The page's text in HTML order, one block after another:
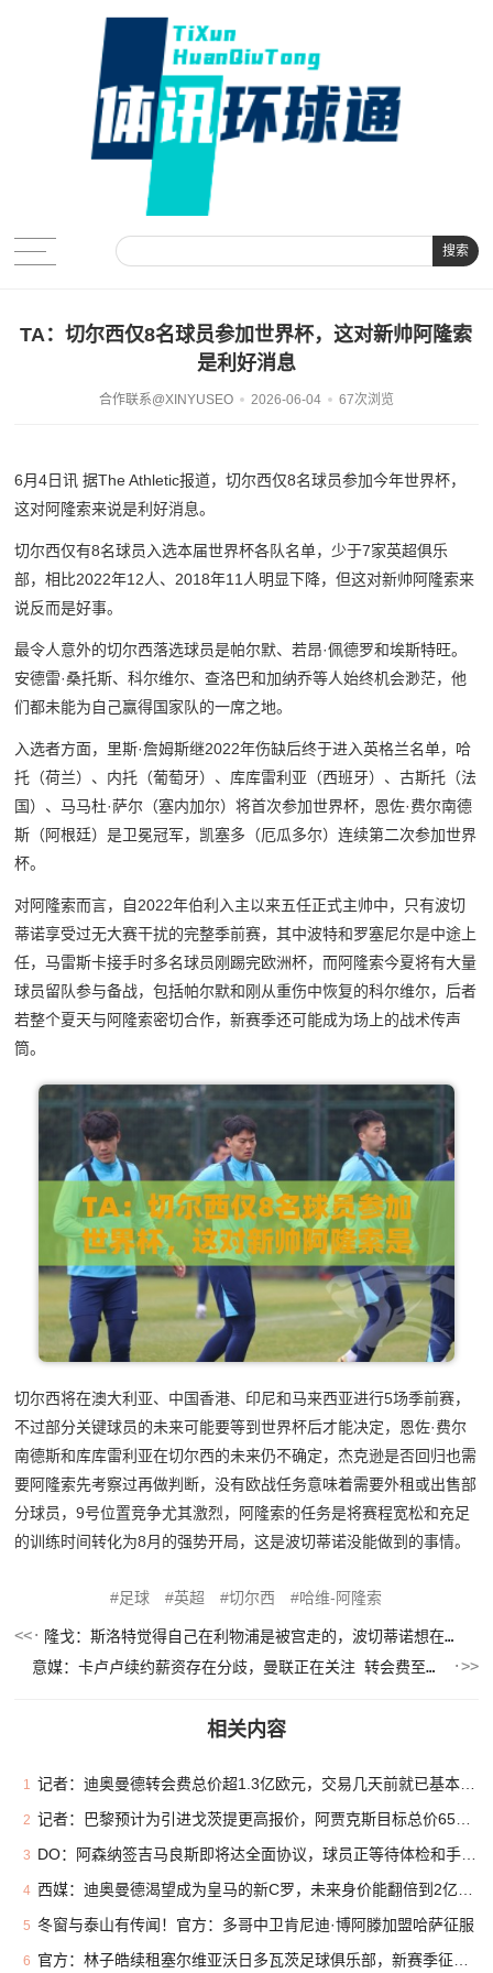
搜索
TA：切尔西仅8名球员参加世界杯，这对新帅阿隆索
是利好消息
合作联系@XINYUSEO 2026-06-04 67次浏览
6月4日讯 据The Athletic报道，切尔西仅8名球员参加今年世界杯，
这对阿隆索来说是利好消息。
切尔西仅有8名球员入选本届世界杯各队名单，少于7家英超俱乐
部，相比2022年12人、2018年11人明显下降，但这对新帅阿隆索来
说反而是好事。
最令人意外的切尔西落选球员是帕尔默、若昂·佩德罗和埃斯特旺。
安德雷·桑托斯、科尔维尔、查洛巴和加纳乔等人始终机会渺茫，他
们都未能为自己赢得国家队的一席之地。
入选者方面，里斯·詹姆斯继2022年伤缺后终于进入英格兰名单，哈
托（荷兰）、内托（葡萄牙）、库库雷利亚（西班牙）、古斯托（法
国）、马马杜·萨尔（塞内加尔）将首次参加世界杯，恩佐·费尔南德
斯（阿根廷）是卫冕冠军，凯塞多（厄瓜多尔）连续第二次参加世界
杯。
对阿隆索而言，自2022年伯利入主以来五任正式主帅中，只有波切
蒂诺享受过无大赛干扰的完整季前赛，其中波特和罗塞尼尔是中途上
任，马雷斯卡接手时多名球员刚踢完欧洲杯，而阿隆索今夏将有大量
球员留队参与备战，包括帕尔默和刚从重伤中恢复的科尔维尔，后者
若整个夏天与阿隆索密切合作，新赛季还可能成为场上的战术传声
筒。
切尔西将在澳大利亚、中国香港、印尼和马来西亚进行5场季前赛，
不过部分关键球员的未来可能要等到世界杯后才能决定，恩佐·费尔
南德斯和库库雷利亚在切尔西的未来仍不确定，杰克逊是否回归也需
要阿隆索先考察过再做判断，没有欧战任务意味着需要外租或出售部
分球员，9号位置竞争尤其激烈，阿隆索的任务是将赛程宽松和充足
的训练时间转化为8月的强势开局，这是波切蒂诺没能做到的事情。
足球 英超 切尔西 哈维-阿隆索
隆戈：斯洛特觉得自己在利物浦是被宫走的，波切蒂诺想在米兰正名
意媒：卡卢卢续约薪资存在分歧，曼联正在关注 转会费至少4000万
相关内容
1 记者：迪奥曼德转会费总价超1.3亿欧元，交易几天前就已基本谈妥
2 记者：巴黎预计为引进戈茨提更高报价，阿贾克斯目标总价6500万欧
3 DO：阿森纳签吉马良斯即将达全面协议，球员正等待体检和手续完成
4 西媒：迪奥曼德渴望成为皇马的新C罗，未来身价能翻倍到2亿欧元
5 冬窗与泰山有传闻！官方：多哥中卫肯尼迪·博阿滕加盟哈萨征服
6 官方：林子皓续租塞尔维亚沃日多瓦茨足球俱乐部，新赛季征战塞甲